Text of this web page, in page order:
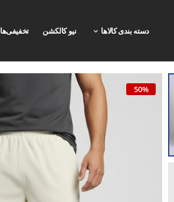
دسته بندی کالاها نیو کالکشن تخفیفی‌ها
50%